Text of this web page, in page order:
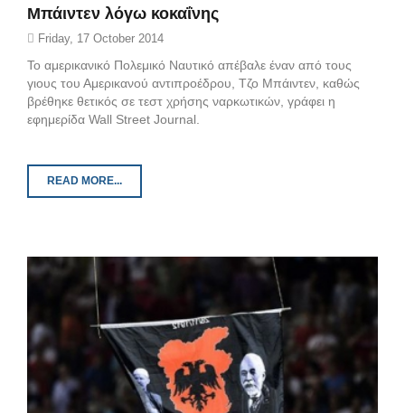
Μπάιντεν λόγω κοκαΐνης
Friday, 17 October 2014
Το αμερικανικό Πολεμικό Ναυτικό απέβαλε έναν από τους
γιους του Αμερικανού αντιπροέδρου, Τζο Μπάιντεν, καθώς
βρέθηκε θετικός σε τεστ χρήσης ναρκωτικών, γράφει η
εφημερίδα Wall Street Journal.
READ MORE...